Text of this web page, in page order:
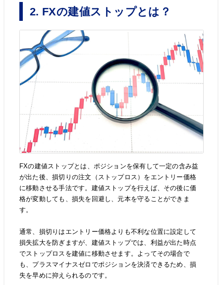
2. FXの建値ストップとは？
FXの建値ストップとは、ポジションを保有して一定の含み益
が出た後、損切りの注文（ストップロス）をエントリー価格
に移動させる手法です。建値ストップを行えば、その後に価
格が変動しても、損失を回避し、元本を守ることができま
す。
通常、損切りはエントリー価格よりも不利な位置に設定して
損失拡大を防ぎますが、建値ストップでは、利益が出た時点
でストップロスを建値に移動させます。よってその場合で
も、プラスマイナスゼロでポジションを決済できるため、損
失を早めに抑えられるのです。